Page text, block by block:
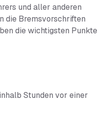
und aller anderen
die Bremsvorschriften
die wichtigsten Punkte
Stunden vor einer